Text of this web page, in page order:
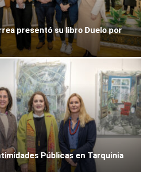
presentó su libro Duelo por
Públicas en Tarquinia